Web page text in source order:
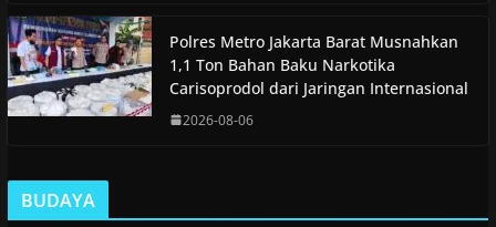
Polres Metro Jakarta Barat Musnahkan
1,1 Ton Bahan Baku Narkotika
Carisoprodol dari Jaringan Internasional
2026-08-06
BUDAYA